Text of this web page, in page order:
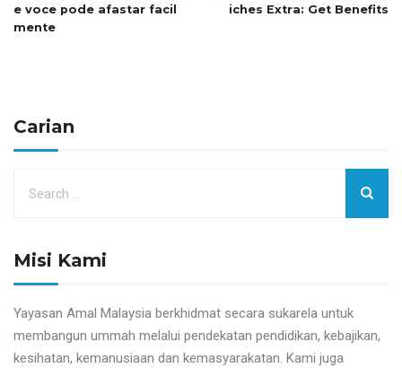
e voce pode afastar facil
mente
iches Extra: Get Benefits
Carian
Misi Kami
Yayasan Amal Malaysia berkhidmat secara sukarela untuk
membangun ummah melalui pendekatan pendidikan, kebajikan,
kesihatan, kemanusiaan dan kemasyarakatan. Kami juga